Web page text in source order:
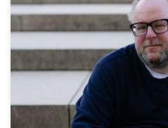
Ist es ein medizinischer Begriff? Ich
Diagnose Burnout wurde 2022
aufgenommen und wird dort wie
Burnout ist ein Syndrom, das als
Arbeitsplatz konzeptualisiert wird,
wurde. Es ist durch drei […]